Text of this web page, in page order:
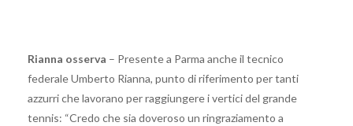
Rianna osserva – Presente a Parma anche il tecnico
federale Umberto Rianna, punto di riferimento per tanti
azzurri che lavorano per raggiungere i vertici del grande
tennis: “Credo che sia doveroso un ringraziamento a